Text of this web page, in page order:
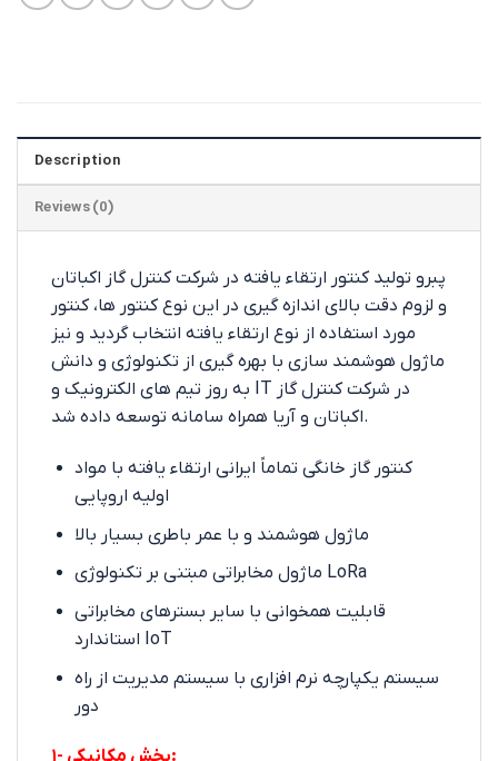
Description
Reviews (0)
پبرو تولید کنتور ارتقاء یافته در شرکت کنترل گاز اکباتان
و لزوم دقت بالای اندازه گیری در این نوع کنتور ها، کنتور
مورد استفاده از نوع ارتقاء یافته انتخاب گردید و نیز
ماژول هوشمند سازی با بهره گیری از تکنولوژی و دانش
به روز تیم های الکترونیک و IT در شرکت کنترل گاز
اکباتان و آریا همراه سامانه توسعه داده شد.
کنتور گاز خانگی تماماً ایرانی ارتقاء یافته با مواد
اولیه اروپایی
ماژول هوشمند و با عمر باطری بسیار بالا
ماژول مخابراتی مبتنی بر تکنولوژی LoRa
قابلیت همخوانی با سایر بسترهای مخابراتی
استاندارد IoT
سیستم یکپارچه نرم افزاری با سیستم مدیریت از راه
دور